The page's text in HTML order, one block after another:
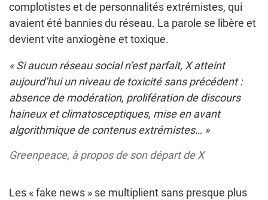
complotistes et de personnalités extrémistes, qui
avaient été bannies du réseau. La parole se libère et
devient vite anxiogène et toxique.
« Si aucun réseau social n’est parfait, X atteint
aujourd’hui un niveau de toxicité sans précédent :
absence de modération, prolifération de discours
haineux et climatosceptiques, mise en avant
algorithmique de contenus extrémistes… »
Greenpeace, à propos de son départ de X
Les « fake news » se multiplient sans presque plus